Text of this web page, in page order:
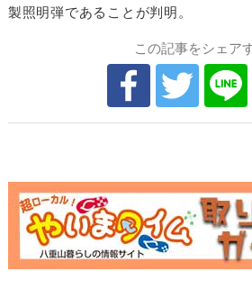
製照明弾であることが判明。
この記事をシェア